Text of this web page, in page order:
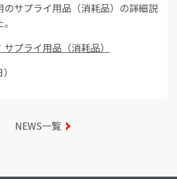
のサプライ用品（消耗品）の詳細説
プライ用品（消耗品）
NEWS一覧